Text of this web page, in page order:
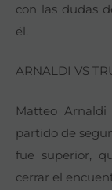
con las dudas
él.
ARNALDI VS
Matteo
partido de
fue superior,
cerrar el